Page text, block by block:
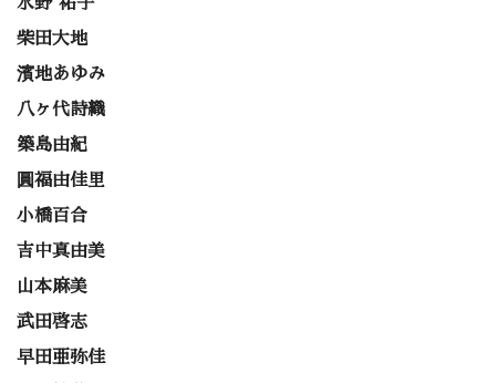
柴田大地
濱地あゆみ
八ヶ代詩織
築島由紀
圓福由佳里
小橋百合
吉中真由美
山本麻美
武田啓志
早田亜弥佳